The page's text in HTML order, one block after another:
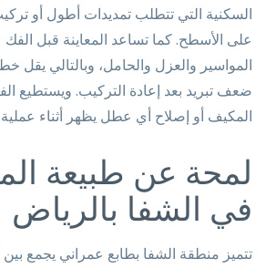
السكنية التي تتطلب تمديدات أطول أو
على الأسطح. كما تساعد المعاينة قبل الفك
المواسير والعزل والحامل، وبالتالي يقل
ضعف تبريد بعد إعادة التركيب. ويستطيع
المكيف أو إصلاح أي عطل يظهر أثناء
لمحة عن طبيعة
في الشفا بالرياض
تتميز منطقة الشفا بطابع عمراني يجمع بين